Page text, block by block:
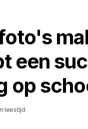
een
op
leestijd